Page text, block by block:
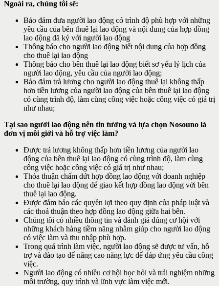
Ngoài ra, chúng tôi sẽ:
Bảo đảm đưa người lao động có trình độ phù hợp với những
yêu cầu của bên thuê lại lao động và nội dung của hợp đồng
lao động đã ký với người lao động
Thông báo cho người lao động biết nội dung của hợp đồng
cho thuê lại lao động
Thông báo cho bên thuê lại lao động biết sơ yếu lý lịch của
người lao động, yêu cầu của người lao động;
Bảo đảm trả lương cho người lao động thuê lại không thấp
hơn tiền lương của người lao động của bên thuê lại lao động
có cùng trình độ, làm cùng công việc hoặc công việc có giá trị
như nhau;
Tại sao người lao động nên tin tưởng và lựa chọn Nosouno là
đơn vị môi giới và hỗ trợ việc làm?
Được trả lương không thấp hơn tiền lương của người lao
động của bên thuê lại lao động có cùng trình độ, làm cùng
công việc hoặc công việc có giá trị như nhau;
Thỏa thuận chấm dứt hợp đồng lao động với doanh nghiệp
cho thuê lại lao động để giao kết hợp đồng lao động với bên
thuê lại lao động.
Được đảm bảo các quyền lợi theo quy định của pháp luật và
các thoả thuận theo hợp đồng lao động giữa hai bên.
Chúng tôi có nhiều thông tin và đánh giá đúng cơ hội với
những khách hàng tiềm năng nhằm giúp cho người lao động
có việc làm và thu nhập phù hợp.
Trong quá trình làm việc, người lao động sẽ được tư vấn, hỗ
trợ và đào tạo để nâng cao năng lực để đáp ứng yêu cầu công
việc.
Người lao động có nhiều cơ hội học hỏi và trải nghiệm những
môi trường, quy trình và lĩnh vực làm việc mới.